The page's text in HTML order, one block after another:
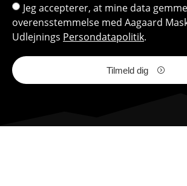
Jeg accepterer, at mine data
overensstemmelse med Aagaard
Udlejnings Persondatapolitik.
Tilmeld dig